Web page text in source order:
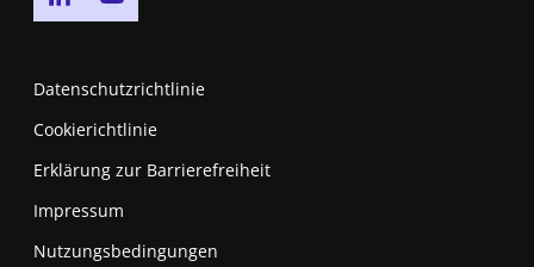
Go to linkedin page
Datenschutzrichtlinie
Cookierichtlinie
Erklärung zur Barrierefreiheit
Impressum
Nutzungsbedingungen